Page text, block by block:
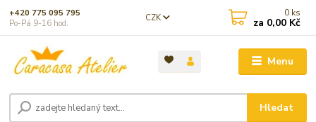
Menu
CZK
Hledat
+420 775 095 795
Po-Pá 9-16 hod.
0 ks
za 0,00 Kč